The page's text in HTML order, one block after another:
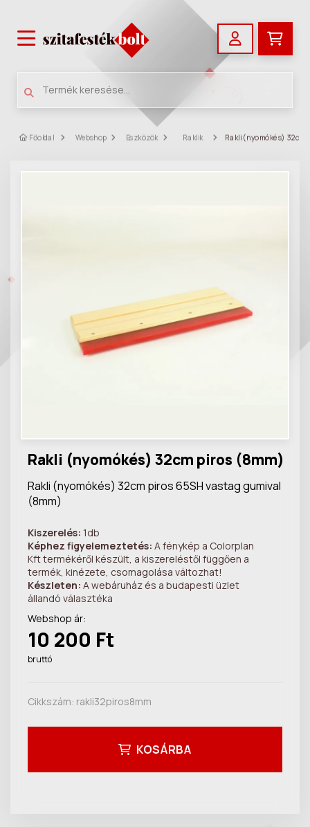
Főoldal Webshop Eszközök Raklik Rakli (nyomókés) 32cm
Rakli (nyomókés) 32cm piros (8mm)
Rakli (nyomókés) 32cm piros 65SH vastag gumival
(8mm)
Kiszerelés: 1db
Képhez figyelemeztetés: A fénykép a Colorplan
Kft termékéről készült, a kiszereléstől függően a
termék, kinézete, csomagolása változhat!
Készleten: A webáruház és a budapesti üzlet
állandó választéka
Webshop ár:
10 200 Ft
bruttó
Cikkszám: rakli32piros8mm
KOSÁRBA